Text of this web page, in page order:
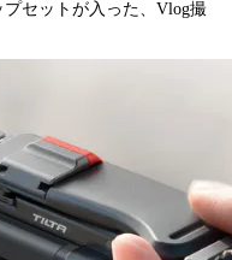
プセットが入った、Vlog撮